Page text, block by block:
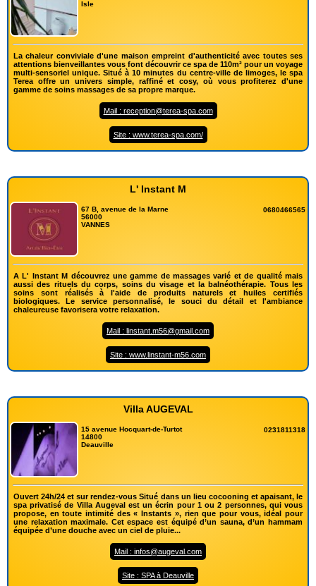
Isle
La chaleur conviviale d'une maison empreint d'authenticité avec toutes ses
attentions bienveillantes vous font découvrir ce spa de 110m² pour un voyage
multi-sensoriel unique. Situé à 10 minutes du centre-ville de limoges, le spa
Terea offre un univers simple, raffiné et cosy, où vous profiterez d'une
gamme de soins massages de sa propre marque.
Mail : reception@terea-spa.com
Site : www.terea-spa.com/
L' Instant M
67 B, avenue de la Marne
56000
VANNES
0680466565
A L' Instant M découvrez une gamme de massages varié et de qualité mais
aussi des rituels du corps, soins du visage et la balnéothérapie. Tous les
soins sont réalisés à l'aide de produits naturels et huiles certifiés
biologiques. Le service personnalisé, le souci du détail et l'ambiance
chaleureuse favorisera votre relaxation.
Mail : linstant.m56@gmail.com
Site : www.linstant-m56.com
Villa AUGEVAL
15 avenue Hocquart-de-Turtot
14800
Deauville
0231811318
Ouvert 24h/24 et sur rendez-vous Situé dans un lieu cocooning et apaisant, le
spa privatisé de Villa Augeval est un écrin pour 1 ou 2 personnes, qui vous
propose, en toute intimité des « Instants », rien que pour vous, idéal pour
une relaxation maximale. Cet espace est équipé d’un sauna, d’un hammam
équipée d’une douche avec un ciel de pluie...
Mail : infos@augeval.com
Site : SPA à Deauville